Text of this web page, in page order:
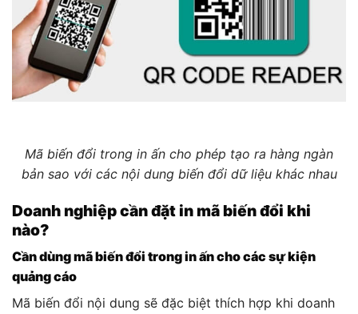
Mã biến đổi trong in ấn cho phép tạo ra hàng ngàn
bản sao với các nội dung biến đổi dữ liệu khác nhau
Doanh nghiệp cần đặt in mã biến đổi khi
nào?
Cần dùng mã biến đổi trong in ấn cho các sự kiện
quảng cáo
Mã biến đổi nội dung sẽ đặc biệt thích hợp khi doanh